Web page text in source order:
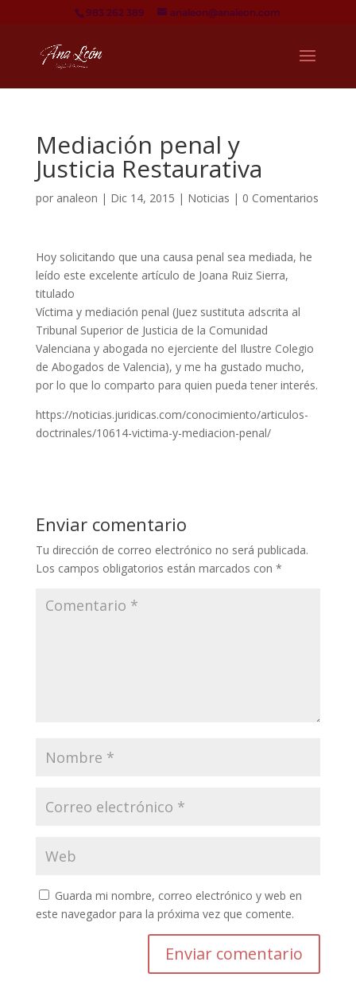
983 262 389 analeon@analeon.com
Mediación penal y
Justicia Restaurativa
por analeon | Dic 14, 2015 | Noticias | 0 Comentarios
Hoy solicitando que una causa penal sea mediada, he
leído este excelente artículo de Joana Ruiz Sierra,
titulado
Víctima y mediación penal (Juez sustituta adscrita al
Tribunal Superior de Justicia de la Comunidad
Valenciana y abogada no ejerciente del Ilustre Colegio
de Abogados de Valencia), y me ha gustado mucho,
por lo que lo comparto para quien pueda tener interés.
https://noticias.juridicas.com/conocimiento/articulos-
doctrinales/10614-victima-y-mediacion-penal/
Enviar comentario
Tu dirección de correo electrónico no será publicada.
Los campos obligatorios están marcados con *
Guarda mi nombre, correo electrónico y web en
este navegador para la próxima vez que comente.